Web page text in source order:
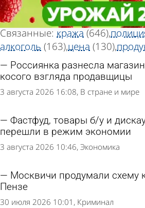
«Магазин»
Тег новостей
Всего найдено 2005 новостей
Связанные: кража (646)
алкоголь (163)цена (130)
Россиянка разнесла
косого взгляда продавщицы
3 августа 2026 16:08 В стране и мире
Фастфуд, товары б/у и
перешли в режим экономии
3 августа 2026 10:46 Экономика
Москвичи продумали схему
Пензе
30 июля 2026 10:01 Криминал
«Магазин»
Тег новостей